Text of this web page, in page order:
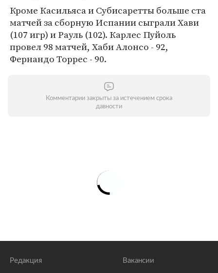
Кроме Касильяса и Субисаретты больше ста
матчей за сборную Испании сыграли Хави
(107 игр) и Рауль (102). Карлес Пуйоль
провел 98 матчей, Хаби Алонсо - 92,
Фернандо Торрес - 90.
Комментарии закрыты за истечением срока
давности
Редакция Вакансии